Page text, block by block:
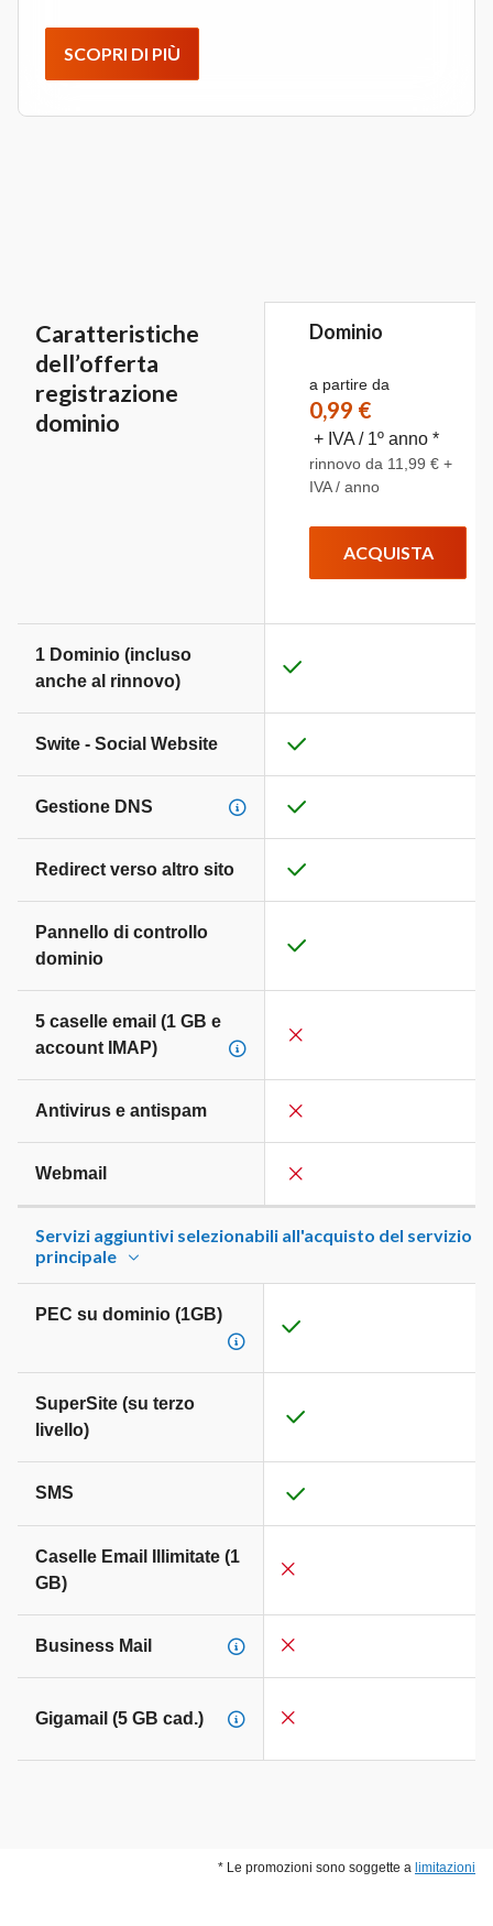
SCOPRI DI PIÙ
Caratteristiche
dell’offerta
registrazione
dominio
Dominio
a partire da
0,99 €
+ IVA / 1º anno *
rinnovo da 11,99 € +
IVA / anno
ACQUISTA
1 Dominio (incluso
anche al rinnovo)
Swite - Social Website
Gestione DNS
Redirect verso altro sito
Pannello di controllo
dominio
5 caselle email (1 GB e
account IMAP)
Antivirus e antispam
Webmail
Servizi aggiuntivi selezionabili all'acquisto del servizio
principale
PEC su dominio (1GB)
SuperSite (su terzo
livello)
SMS
Caselle Email Illimitate (1
GB)
Business Mail
Gigamail (5 GB cad.)
* Le promozioni sono soggette a limitazioni